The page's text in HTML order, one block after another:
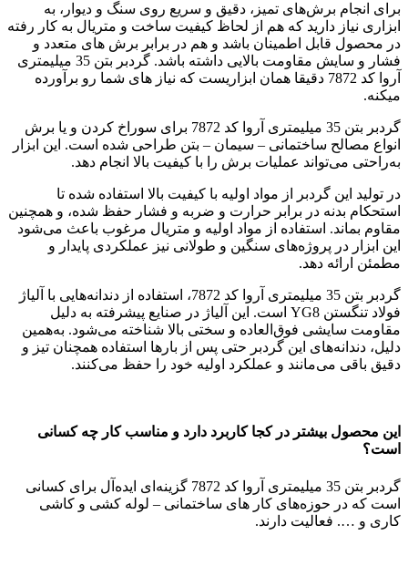
برای انجام برش‌های تمیز، دقیق و سریع روی سنگ و دیوار، به
ابزاری نیاز دارید که هم از لحاظ کیفیت ساخت و متریال به کار رفته
در محصول قابل اطمینان باشد و هم در برابر برش های متعدد و
فشار و سایش مقاومت بالایی داشته باشد. گردبر بتن 35 میلیمتری
آروا کد 7872 دقیقا همان ابزاریست که نیاز های شما رو برآورده
میکنه.
گردبر بتن 35 میلیمتری آروا کد 7872 برای سوراخ کردن و یا برش
انواع مصالح ساختمانی – سیمان – بتن طراحی شده است. این ابزار
به‌راحتی می‌تواند عملیات برش را با کیفیت بالا انجام دهد.
در تولید این گردبر از مواد اولیه با کیفیت بالا استفاده شده تا
استحکام بدنه در برابر حرارت و ضربه و فشار حفظ شده، و همچنین
مقاوم بماند. استفاده از مواد اولیه و متریال مرغوب باعث می‌شود
این ابزار در پروژه‌های سنگین و طولانی نیز عملکردی پایدار و
مطمئن ارائه دهد.
گردبر بتن 35 میلیمتری آروا کد 7872، استفاده از دندانه‌هایی با آلیاژ
فولاد تنگستن YG8 است. این آلیاژ در صنایع پیشرفته به دلیل
مقاومت سایشی فوق‌العاده و سختی بالا شناخته می‌شود. به‌همین
دلیل، دندانه‌های این گردبر حتی پس از بارها استفاده همچنان تیز و
دقیق باقی می‌مانند و عملکرد اولیه خود را حفظ می‌کنند.
این محصول بیشتر در کجا کاربرد دارد و مناسب کار چه کسانی
است؟
گردبر بتن 35 میلیمتری آروا کد 7872 گزینه‌ای ایده‌آل برای کسانی
است که در حوزه‌های کار های ساختمانی – لوله کشی و کاشی
کاری و …. فعالیت دارند.